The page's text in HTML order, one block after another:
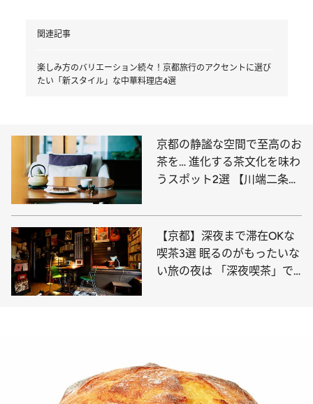
関連記事
楽しみ方のバリエーション続々！京都旅行のアクセントに選び
たい「新スタイル」な中華料理店4選
京都の静謐な空間で至高のお
茶を… 進化する茶文化を味わ
うスポット2選 【川端二条・
【京都】深夜まで滞在OKな
喫茶3選 眠るのがもったいな
い旅の夜は 「深夜喫茶」で